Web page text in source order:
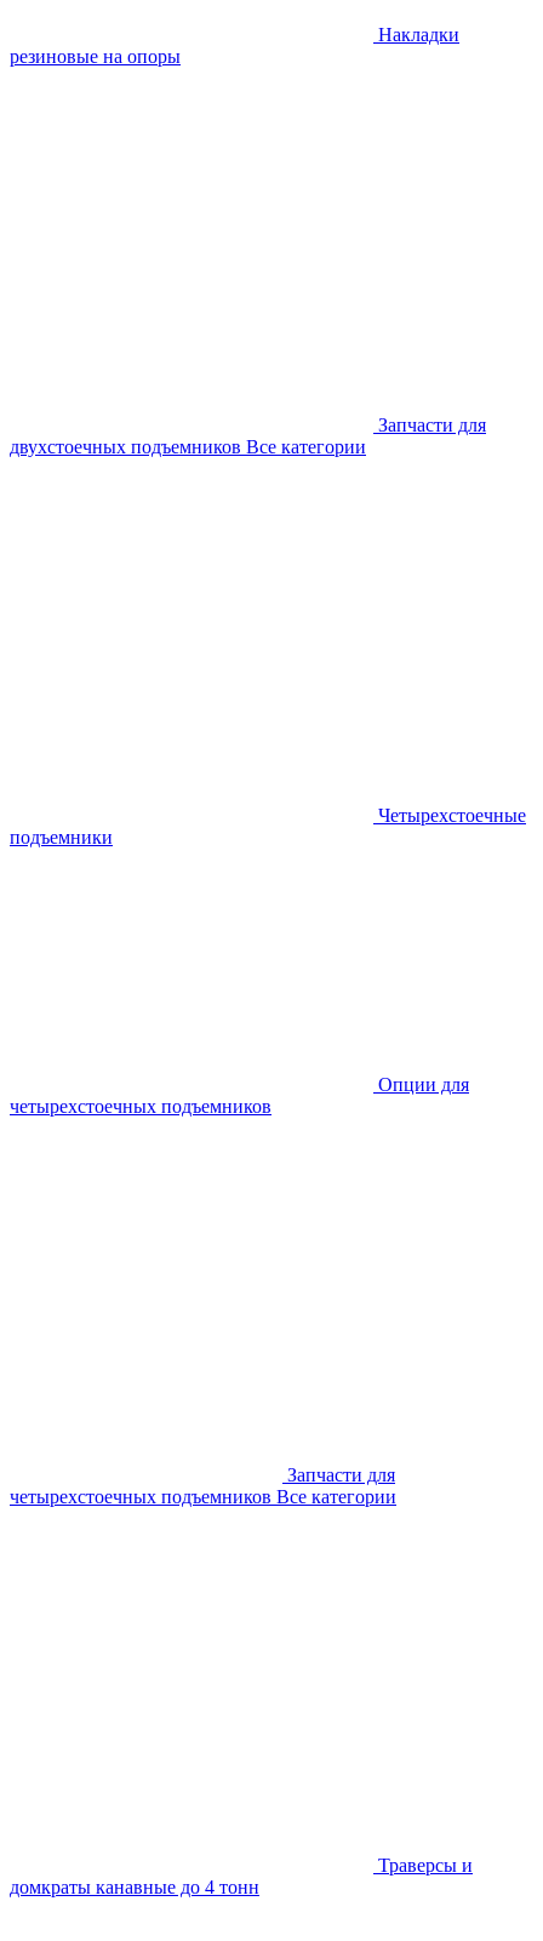
Накладки
резиновые на опоры
Запчасти для
двухстоечных подъемников Все категории
Четырехстоечные
подъемники
Опции для
четырехстоечных подъемников
Запчасти для
четырехстоечных подъемников Все категории
Траверсы и
домкраты канавные до 4 тонн